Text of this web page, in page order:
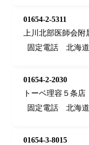
01654-2-5311
上川北部医師会
固定電話
北海道
01654-2-2030
トーベ理容５条店
固定電話
北海道
01654-3-8015